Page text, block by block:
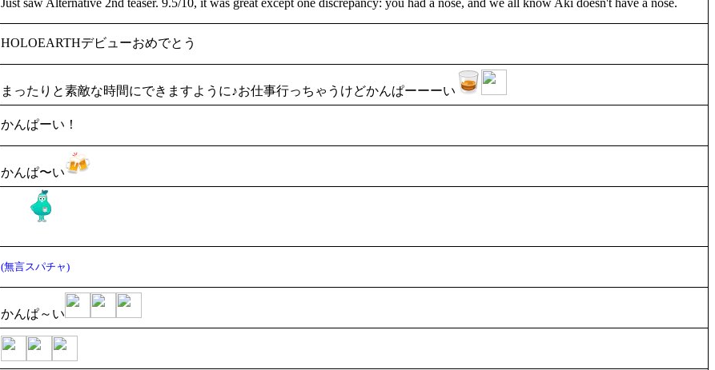
Just saw Alternative 2nd teaser. 9.5/10, it was great except one discrepancy: you had a nose, and we all know Aki doesn't have a nose.
HOLOEARTHデビューおめでとう
まったりと素敵な時間にできますように♪お仕事行っちゃうけどかんぱーーーい
かんぱーい！
かんぱ〜い
(無言スパチャ)
かんぱ～い